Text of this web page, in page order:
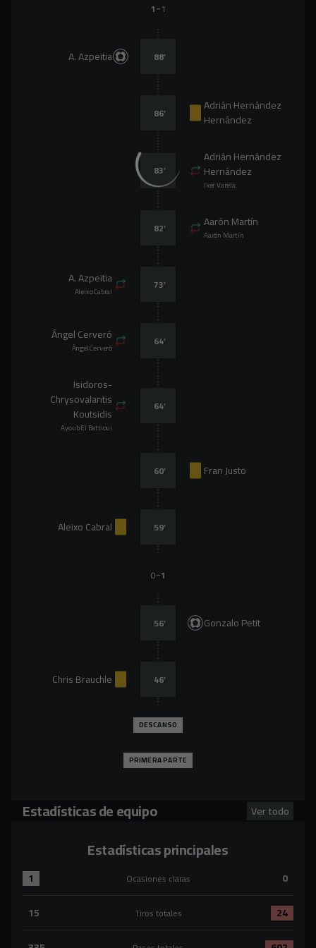
1-1
A. Azpeitia 88’
Adrián Hernández
Hernández
86’
Adrián Hernández
Hernández
Iker Varela
83’
Aarón Martín
Aarón Martín
82’
A. Azpeitia
Aleixo Cabral 73’
Ángel Cerveró
Ángel Cerveró 64’
Isidoros-
Chrysovalantis
Koutsidis
Ayoub El Battioui
64’
Fran Justo
60’
Aleixo Cabral 59’
0-1
Gonzalo Petit
56’
Chris Brauchle 46’
DESCANSO
PRIMERA PARTE
Estadísticas de equipo Ver todo
Estadísticas principales
Ocasiones claras:Atl. Astorga 1 versus CD Mirandés 0
1 Ocasiones claras 0
Tiros totales:Atl. Astorga 15 versus CD Mirandés 24
15 Tiros totales 24